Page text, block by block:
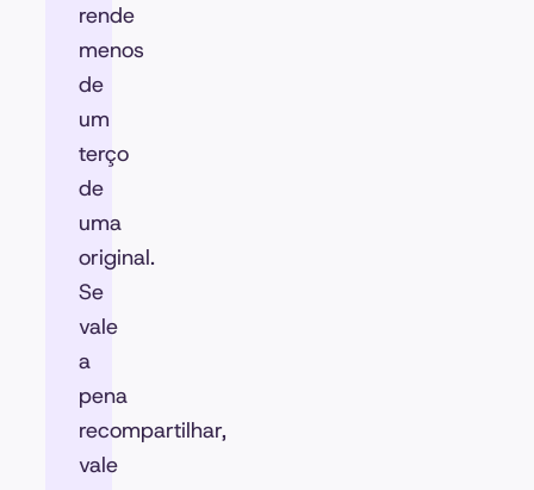
rende
menos
de
um
terço
de
uma
original.
Se
vale
a
pena
recompartilhar,
vale